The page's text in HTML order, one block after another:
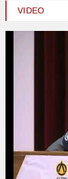
VIDEO